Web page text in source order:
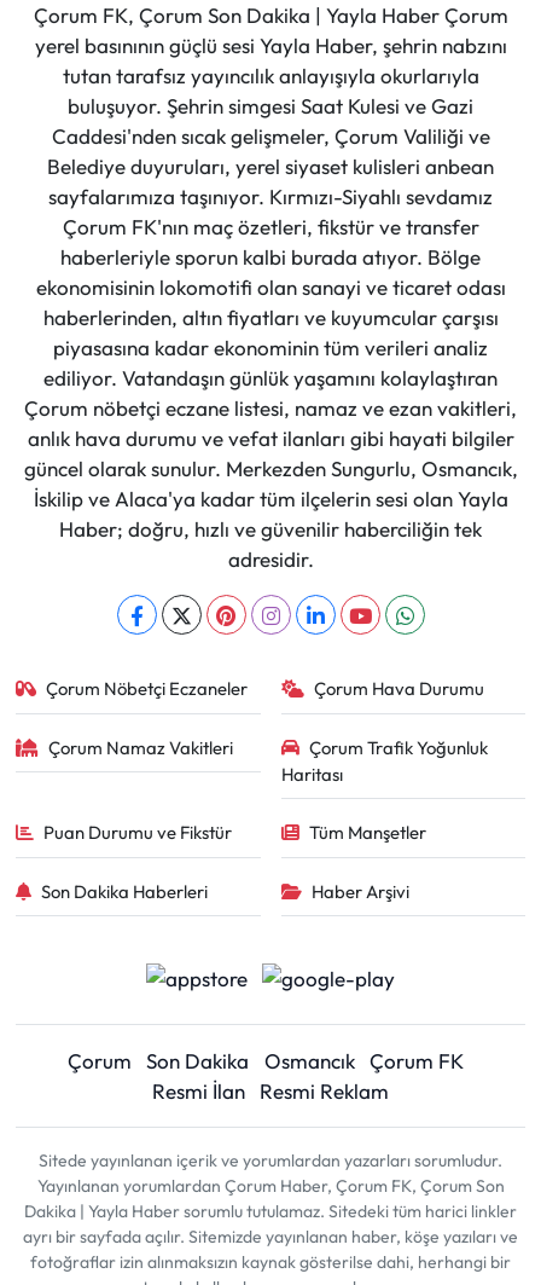
Çorum FK, Çorum Son Dakika | Yayla Haber Çorum
yerel basınının güçlü sesi Yayla Haber, şehrin nabzını
tutan tarafsız yayıncılık anlayışıyla okurlarıyla
buluşuyor. Şehrin simgesi Saat Kulesi ve Gazi
Caddesi'nden sıcak gelişmeler, Çorum Valiliği ve
Belediye duyuruları, yerel siyaset kulisleri anbean
sayfalarımıza taşınıyor. Kırmızı-Siyahlı sevdamız
Çorum FK'nın maç özetleri, fikstür ve transfer
haberleriyle sporun kalbi burada atıyor. Bölge
ekonomisinin lokomotifi olan sanayi ve ticaret odası
haberlerinden, altın fiyatları ve kuyumcular çarşısı
piyasasına kadar ekonominin tüm verileri analiz
ediliyor. Vatandaşın günlük yaşamını kolaylaştıran
Çorum nöbetçi eczane listesi, namaz ve ezan vakitleri,
anlık hava durumu ve vefat ilanları gibi hayati bilgiler
güncel olarak sunulur. Merkezden Sungurlu, Osmancık,
İskilip ve Alaca'ya kadar tüm ilçelerin sesi olan Yayla
Haber; doğru, hızlı ve güvenilir haberciliğin tek
adresidir.
Çorum Nöbetçi Eczaneler Çorum Hava Durumu
Çorum Namaz Vakitleri
Çorum Trafik Yoğunluk
Haritası
Puan Durumu ve Fikstür Tüm Manşetler
Son Dakika Haberleri Haber Arşivi
Çorum Son Dakika Osmancık Çorum FK
Resmi İlan
Resmi Reklam
Sitede yayınlanan içerik ve yorumlardan yazarları sorumludur.
Yayınlanan yorumlardan Çorum Haber, Çorum FK, Çorum Son
Dakika | Yayla Haber sorumlu tutulamaz. Sitedeki tüm harici linkler
ayrı bir sayfada açılır. Sitemizde yayınlanan haber, köşe yazıları ve
fotoğraflar izin alınmaksızın kaynak gösterilse dahi, herhangi bir